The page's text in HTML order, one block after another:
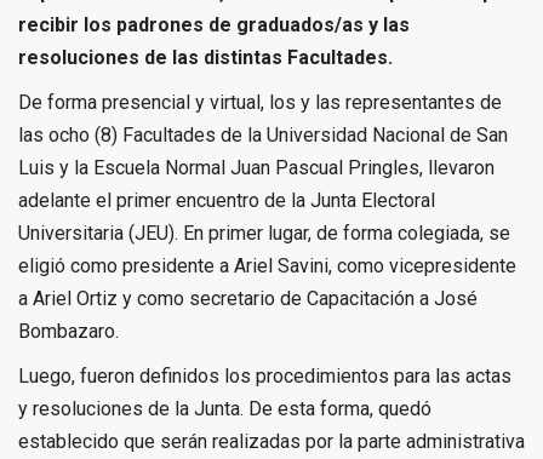
recibir los padrones de graduados/as y las
resoluciones de las distintas Facultades.
De forma presencial y virtual, los y las representantes de
las ocho (8) Facultades de la Universidad Nacional de San
Luis y la Escuela Normal Juan Pascual Pringles, llevaron
adelante el primer encuentro de la Junta Electoral
Universitaria (JEU). En primer lugar, de forma colegiada, se
eligió como presidente a Ariel Savini, como vicepresidente
a Ariel Ortiz y como secretario de Capacitación a José
Bombazaro.
Luego, fueron definidos los procedimientos para las actas
y resoluciones de la Junta. De esta forma, quedó
establecido que serán realizadas por la parte administrativa